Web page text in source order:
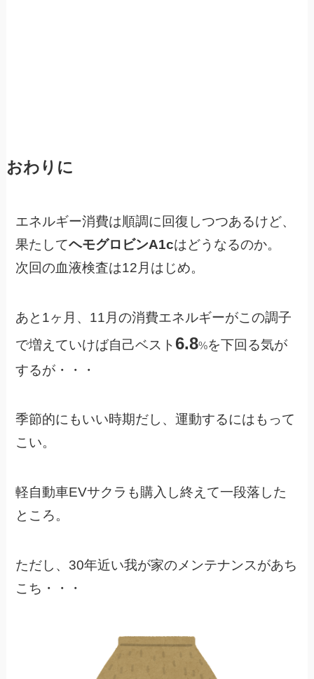
おわりに
エネルギー消費は順調に回復しつつあるけど、
果たしてヘモグロビンA1cはどうなるのか。
次回の血液検査は12月はじめ。
あと1ヶ月、11月の消費エネルギーがこの調子
で増えていけば自己ベスト 6.8%を下回る気が
するが・・・
季節的にもいい時期だし、運動するにはもって
こい。
軽自動車EVサクラも購入し終えて一段落した
ところ。
ただし、30年近い我が家のメンテナンスがあち
こち・・・